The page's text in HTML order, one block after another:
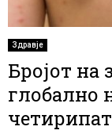
Здравје
Бројот на
глобално